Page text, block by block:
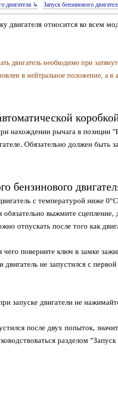
двигателя ↳
Запуск бензинового
двигателя относится ко всем
двигатель необходимо при
в нейтральное положение, а
нахождении рычага в
Обязательно должен быть
бензинового
с температурой ниже
обязательно выжмите
отпускать после того как
чего поверните ключ в замке
двигатель не запустился с
запуске двигатели не
после двух попыток,
разделом